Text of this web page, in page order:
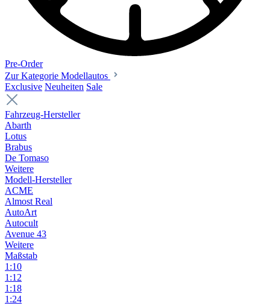
Pre-Order
Zur Kategorie Modellautos
Exclusive Neuheiten Sale
Fahrzeug-Hersteller
Abarth
Lotus
Brabus
De Tomaso
Weitere
Modell-Hersteller
ACME
Almost Real
AutoArt
Autocult
Avenue 43
Weitere
Maßstab
1:10
1:12
1:18
1:24